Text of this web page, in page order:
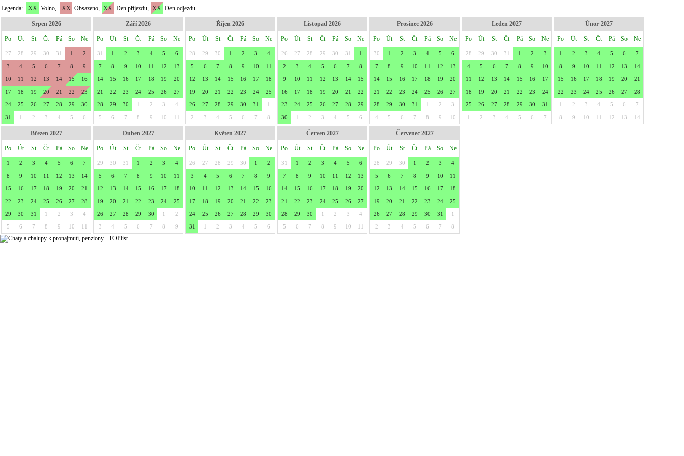
Legenda: XX Volno, XX Obsazeno, XX Den příjezdu, XX Den odjezdu
Srpen 2026
Po Út St Čt Pá So Ne
27 28 29 30 31 1 2
3 4 5 6 7 8 9
10 11 12 13 14 15 16
17 18 19 20 21 22 23
24 25 26 27 28 29 30
31 1 2 3 4 5 6
Září 2026
Po Út St Čt Pá So Ne
31 1 2 3 4 5 6
7 8 9 10 11 12 13
14 15 16 17 18 19 20
21 22 23 24 25 26 27
28 29 30 1 2 3 4
5 6 7 8 9 10 11
Říjen 2026
Po Út St Čt Pá So Ne
28 29 30 1 2 3 4
5 6 7 8 9 10 11
12 13 14 15 16 17 18
19 20 21 22 23 24 25
26 27 28 29 30 31 1
2 3 4 5 6 7 8
Listopad 2026
Po Út St Čt Pá So Ne
26 27 28 29 30 31 1
2 3 4 5 6 7 8
9 10 11 12 13 14 15
16 17 18 19 20 21 22
23 24 25 26 27 28 29
30 1 2 3 4 5 6
Prosinec 2026
Po Út St Čt Pá So Ne
30 1 2 3 4 5 6
7 8 9 10 11 12 13
14 15 16 17 18 19 20
21 22 23 24 25 26 27
28 29 30 31 1 2 3
4 5 6 7 8 9 10
Leden 2027
Po Út St Čt Pá So Ne
28 29 30 31 1 2 3
4 5 6 7 8 9 10
11 12 13 14 15 16 17
18 19 20 21 22 23 24
25 26 27 28 29 30 31
1 2 3 4 5 6 7
Únor 2027
Po Út St Čt Pá So Ne
1 2 3 4 5 6 7
8 9 10 11 12 13 14
15 16 17 18 19 20 21
22 23 24 25 26 27 28
1 2 3 4 5 6 7
8 9 10 11 12 13 14
Březen 2027
Po Út St Čt Pá So Ne
1 2 3 4 5 6 7
8 9 10 11 12 13 14
15 16 17 18 19 20 21
22 23 24 25 26 27 28
29 30 31 1 2 3 4
5 6 7 8 9 10 11
Duben 2027
Po Út St Čt Pá So Ne
29 30 31 1 2 3 4
5 6 7 8 9 10 11
12 13 14 15 16 17 18
19 20 21 22 23 24 25
26 27 28 29 30 1 2
3 4 5 6 7 8 9
Květen 2027
Po Út St Čt Pá So Ne
26 27 28 29 30 1 2
3 4 5 6 7 8 9
10 11 12 13 14 15 16
17 18 19 20 21 22 23
24 25 26 27 28 29 30
31 1 2 3 4 5 6
Červen 2027
Po Út St Čt Pá So Ne
31 1 2 3 4 5 6
7 8 9 10 11 12 13
14 15 16 17 18 19 20
21 22 23 24 25 26 27
28 29 30 1 2 3 4
5 6 7 8 9 10 11
Červenec 2027
Po Út St Čt Pá So Ne
28 29 30 1 2 3 4
5 6 7 8 9 10 11
12 13 14 15 16 17 18
19 20 21 22 23 24 25
26 27 28 29 30 31 1
2 3 4 5 6 7 8